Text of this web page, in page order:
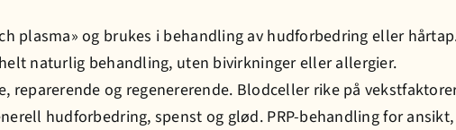
plasma» og brukes i behandling av hudforbedring eller
naturlig behandling, uten bivirkninger eller allergier.
reparerende og regenererende. Blodceller rike på
hudforbedring, spenst og glød. PRP-behandling for